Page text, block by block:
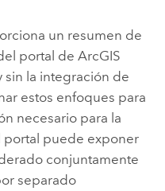
un resumen de
portal de ArcGIS
sin la integración de
estos enfoques para
necesario para la
portal puede exponer
conjuntamente
separado